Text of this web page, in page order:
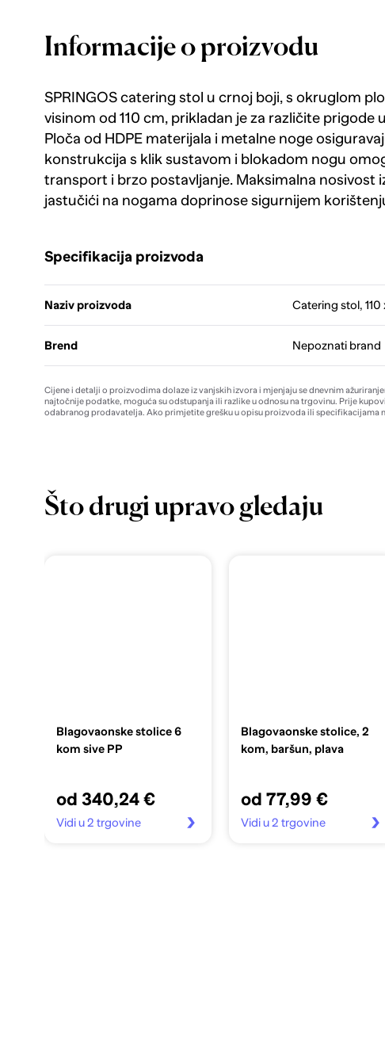
Informacije o proizvodu
SPRINGOS catering stol u crnoj boji, s okruglom
visinom od 110 cm, prikladan je za različite prigode
Ploča od HDPE materijala i metalne noge
konstrukcija s klik sustavom i blokadom nogu
transport i brzo postavljanje. Maksimalna nosivost
jastučići na nogama doprinose sigurnijem
Specifikacija proizvoda
Naziv proizvoda Catering stol,
Brend Nepoznati brand
Cijene i detalji o proizvodima dolaze iz vanjskih izvora i mjenjaju se dnevnim
najtočnije podatke, moguća su odstupanja ili razlike u odnosu na trgovinu. Prije
odabranog prodavatelja. Ako primjetite grešku u opisu proizvoda ili specifikacijama
Što drugi upravo gledaju
Blagovaonske stolice 6
kom sive PP
od 340,24 €
Vidi u 2 trgovine
Blagovaonske stolice, 2
kom, baršun, plava
od 77,99 €
Vidi u 2 trgovine